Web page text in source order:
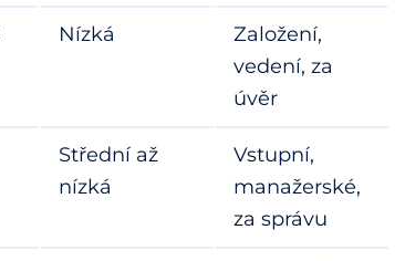
Nízká
Založení,
vedení, za
úvěr
Střední až
nízká
Vstupní,
manažerské,
za správu